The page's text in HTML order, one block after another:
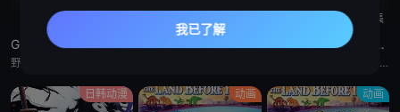
更新至4集
恶女不才请多关照 :雏宫蝶鼠换身传:
川井田夏海,石见舞菜香,菱川花菜,古川慎,梅原裕一郎,石川由依,水瀬いのり,中原麻衣,ニケライ・ファラナーゼ,五十嵐丽,川井田夏海,石见舞菜香,茅野爱衣,冈田幸子,小林裕介,矢野优美华,篠原侑,山田美铃,结川あさき,中山祥徳,富士渕将行,鎌仓有那,橘めい,远藤綾
日韩动漫 动画 动画